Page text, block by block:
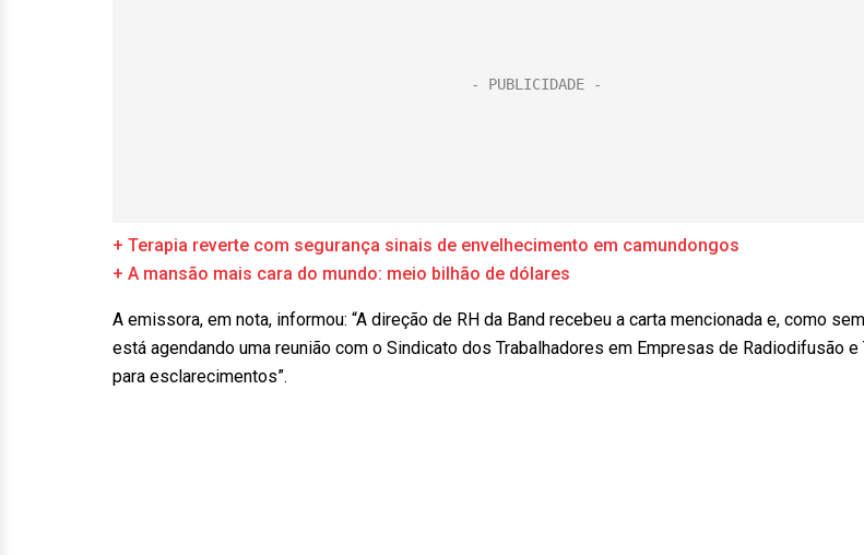
+ Terapia reverte com segurança sinais de envelhecimento em camundongos
+ A mansão mais cara do mundo: meio bilhão de dólares
A emissora, em nota, informou: “A direção de RH da Band recebeu a carta mencionada e, como
está agendando uma reunião com o Sindicato dos Trabalhadores em Empresas de Radiodifusão
para esclarecimentos”.